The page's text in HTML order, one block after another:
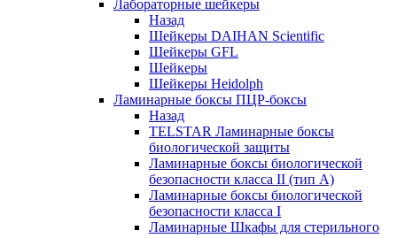
Лабораторные шейкеры
Назад
Шейкеры DAIHAN Scientific
Шейкеры GFL
Шейкеры
Шейкеры Heidolph
Ламинарные боксы ПЦР-боксы
Назад
TELSTAR Ламинарные боксы
биологической защиты
Ламинарные боксы биологической
безопасности класса II (тип А)
Ламинарные боксы биологической
безопасности класса I
Ламинарные Шкафы для стерильного